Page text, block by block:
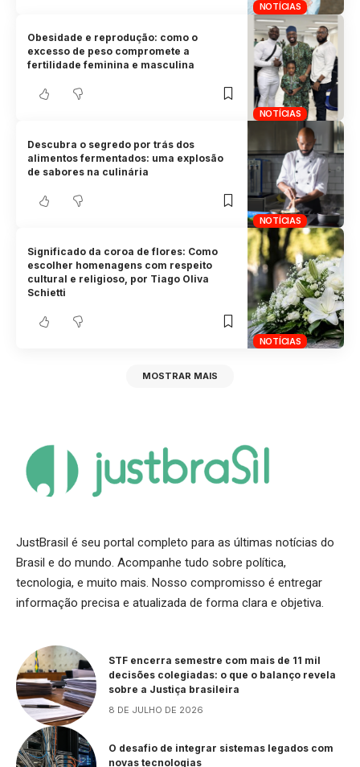
NOTÍCIAS
NOTÍCIAS
Obesidade e reprodução: como o
excesso de peso compromete a
fertilidade feminina e masculina
NOTÍCIAS
Descubra o segredo por trás dos
alimentos fermentados: uma explosão
de sabores na culinária
NOTÍCIAS
Significado da coroa de flores: Como
escolher homenagens com respeito
cultural e religioso, por Tiago Oliva
Schietti
MOSTRAR MAIS
JustBrasil é seu portal completo para as últimas notícias do
Brasil e do mundo. Acompanhe tudo sobre política,
tecnologia, e muito mais. Nosso compromisso é entregar
informação precisa e atualizada de forma clara e objetiva.
STF encerra semestre com mais de 11 mil
decisões colegiadas: o que o balanço revela
sobre a Justiça brasileira
8 DE JULHO DE 2026
O desafio de integrar sistemas legados com
novas tecnologias